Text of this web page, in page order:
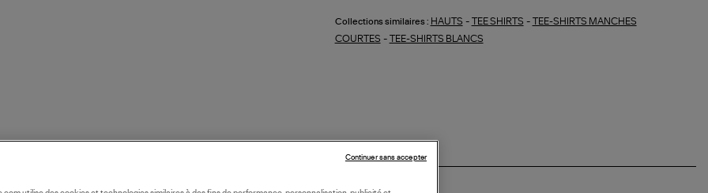
Collections similaires : HAUTS - TEE SHIRTS - TEE-SHIRTS MANCHES
COURTES - TEE-SHIRTS BLANCS
Continuer sans accepter